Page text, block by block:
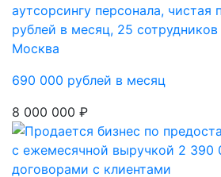
аутсорсингу персонала,
рублей в месяц, 25 сотрудников
Москва
690 000 рублей в месяц
8 000 000 ₽